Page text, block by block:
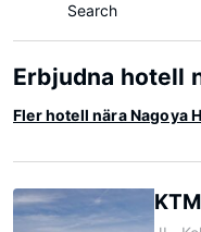
Search
Erbjudna hotell
Fler hotell nära Nagoya